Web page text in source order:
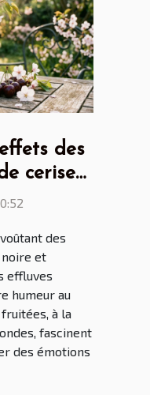
des
cerise
?
des
noire et
effluves
humeur au
à la
fascinent
des émotions